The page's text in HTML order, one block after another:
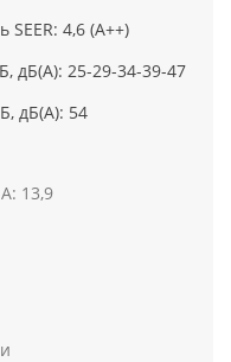
SEER: 4,6 (А++)
дБ(А): 25-29-34-39-47
дБ(А): 54
13,9